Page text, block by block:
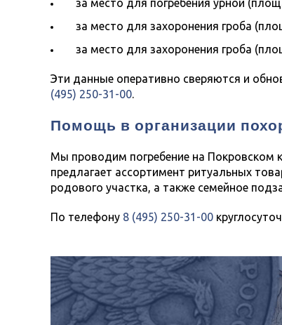
за место для погребения урной
за место для захоронения гроба
за место для захоронения гроба
Эти данные оперативно сверяются и
(495) 250-31-00.
Помощь в организации
Мы проводим погребение на Покровском
предлагает ассортимент ритуальных
родового участка, а также семейное
По телефону 8 (495) 250-31-00